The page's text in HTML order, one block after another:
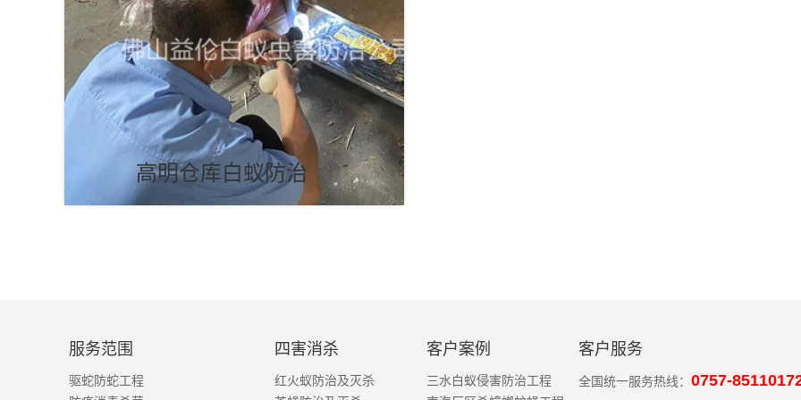
高明仓库白蚁防治
服务范围
驱蛇防蛇工程
四害消杀
红火蚁防治及灭杀
客户案例
三水白蚁侵害防治工程
客户服务
全国统一服务热线： 0757-